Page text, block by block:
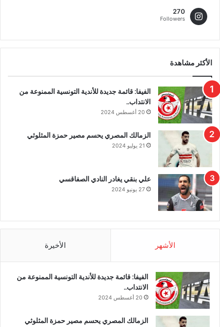
270
Followers
الأكثر مشاهدة
الفيفا: قائمة جديدة للأندية التونسية الممنوعة من
الانتداب..
20 أغسطس 2024
الزمالك المصري يحسم مصير حمزة المثلوثي
21 يوليو 2024
علي بنقي يغادر النادي الصفاقسي
27 يونيو 2024
الأشهر الأخيرة
الفيفا: قائمة جديدة للأندية التونسية الممنوعة من
الانتداب..
20 أغسطس 2024
الزمالك المصري يحسم مصير حمزة المثلوثي